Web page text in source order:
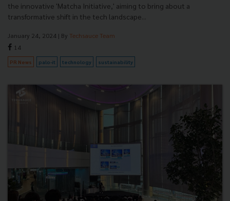
the innovative 'Matcha Initiative,' aiming to bring about a
transformative shift in the tech landscape...
January 24, 2024 | By Techsauce Team
14
PR News palo-it technology sustainability